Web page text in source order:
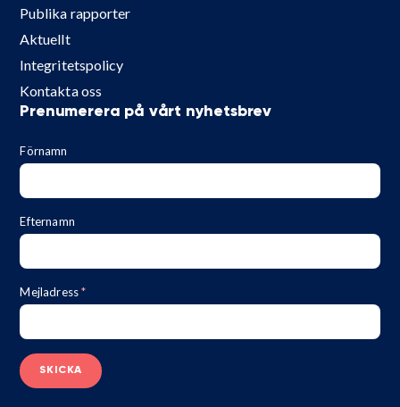
Publika rapporter
Aktuellt
Integritetspolicy
Kontakta oss
Prenumerera på vårt nyhetsbrev
Förnamn
Efternamn
Mejladress*